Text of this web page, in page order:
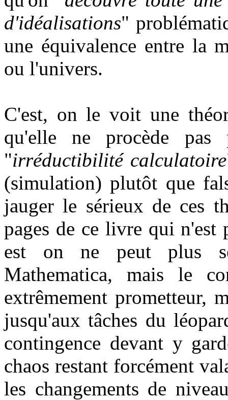
d'idéalisations"
une équivalence entre la
ou l'univers.
C'est, on le voit une
qu'elle ne procède
"irréductibilité calculatoire
(simulation) plutôt que
jauger le sérieux de ces
pages de ce livre qui n'est
est on ne peut plus
Mathematica, mais le
extrêmement prometteur,
jusqu'aux tâches du
contingence devant y
chaos restant forcément
les changements de